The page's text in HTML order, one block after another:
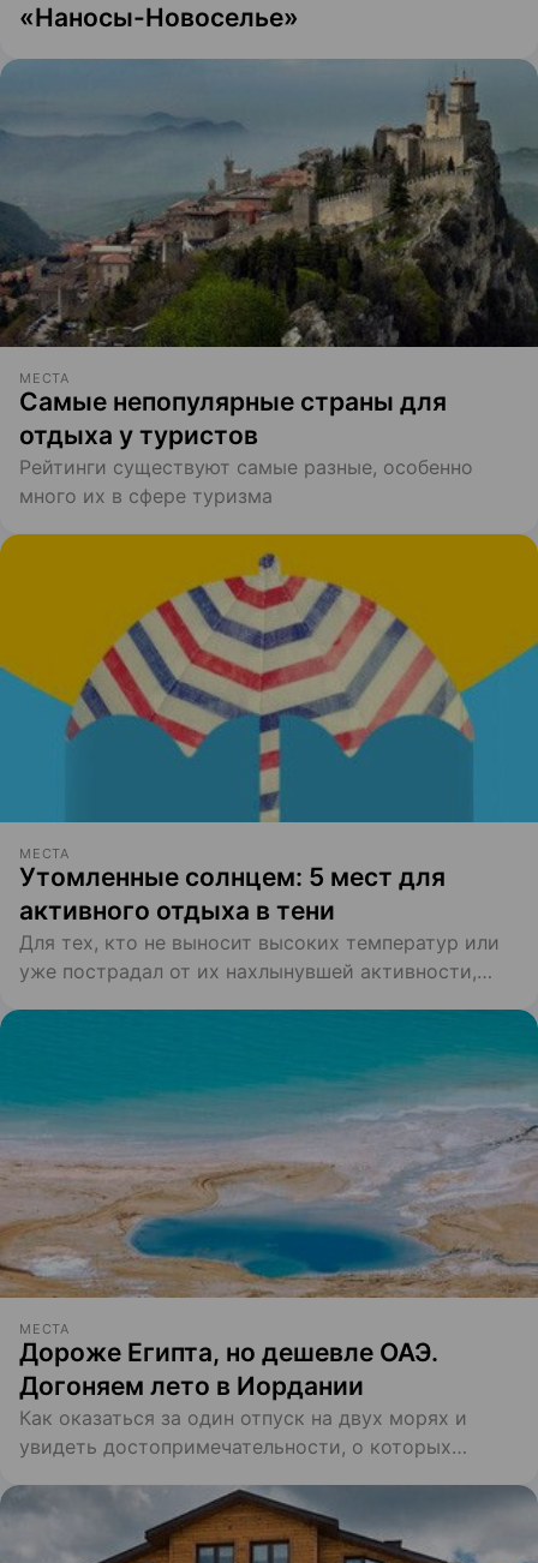
«Наносы-Новоселье»
МЕСТА
Самые непопулярные страны для
отдыха у туристов
Рейтинги существуют самые разные, особенно
много их в сфере туризма
МЕСТА
Утомленные солнцем: 5 мест для
активного отдыха в тени
Для тех, кто не выносит высоких температур или
уже пострадал от их нахлынувшей активности,
МЕСТА
Дороже Египта, но дешевле ОАЭ.
Догоняем лето в Иордании
Как оказаться за один отпуск на двух морях и
увидеть достопримечательности, о которых